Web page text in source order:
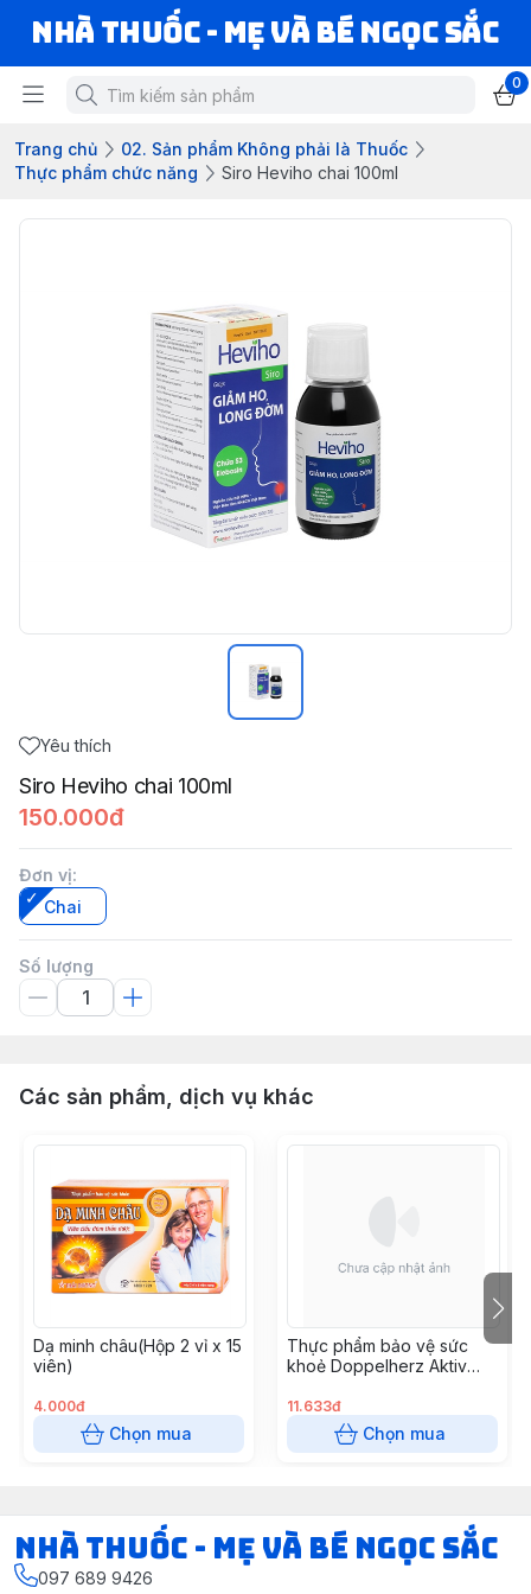
Nhà Thuốc - Mẹ và Bé Ngọc Sắc
0
Trang chủ
02. Sản phẩm Không phải là Thuốc
Thực phẩm chức năng
Siro Heviho chai 100ml
Yêu thích
Siro Heviho chai 100ml
150.000đ
Đơn vị:
Chai
Số lượng
Các sản phẩm, dịch vụ khác
Dạ minh châu(Hộp 2 vỉ x 15
viên)
4.000đ
Chọn mua
Thực phẩm bảo vệ sức
khoẻ Doppelherz Aktiv
11.633đ
Chọn mua
Nhà Thuốc - Mẹ và Bé Ngọc Sắc
097 689 9426